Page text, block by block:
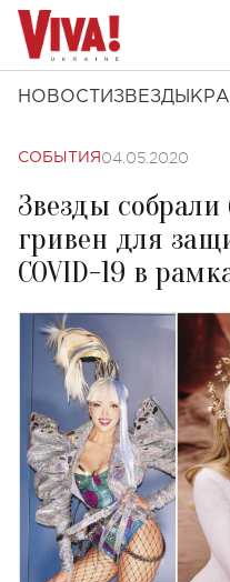
НОВОСТИ ЗВЕЗДЫ
СОБЫТИЯ 04.05.2020
Звезды
гривен для
COVID-19 в